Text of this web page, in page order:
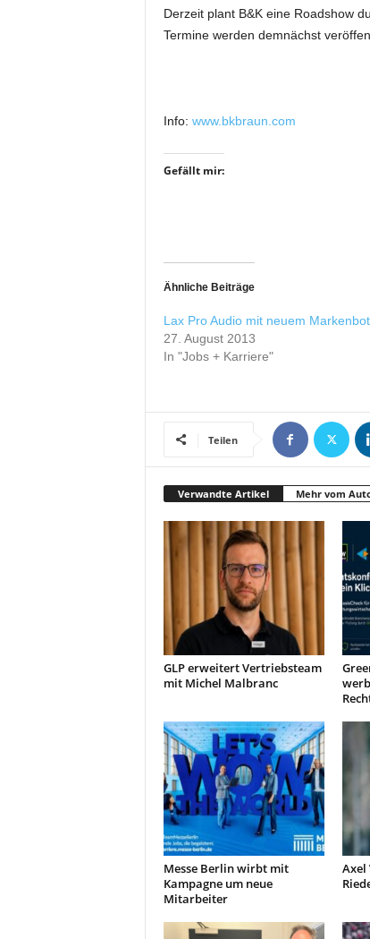
Derzeit plant B&K eine Roadshow
Termine werden demnächst
Info: www.bkbraun.com
Gefällt mir:
Ähnliche Beiträge
Lax Pro Audio mit neuem
27. August 2013
In "Jobs + Karriere"
Teilen
Verwandte Artikel Mehr vom
GLP erweitert Vertriebsteam
mit Michel Malbranc
Messe Berlin wirbt mit
Kampagne um neue
Mitarbeiter
Axel